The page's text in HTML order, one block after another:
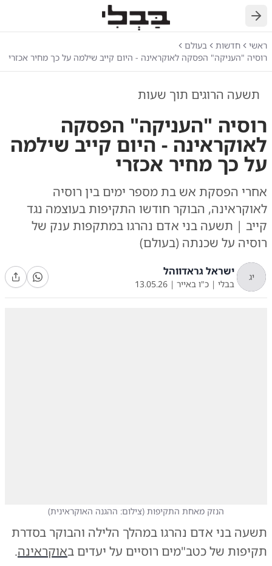
חזרה
ראשי חדשות
בעולם
רוסיה "העניקה" הפסקה לאוקראינה - היום קייב שילמה על כך מחיר אכזרי
תשעה הרוגים תוך שעות
רוסיה "העניקה" הפסקה
לאוקראינה - היום קייב שילמה
על כך מחיר אכזרי
אחרי הפסקת אש בת מספר ימים בין רוסיה
לאוקראינה, הבוקר חודשו התקיפות בעוצמה נגד
קייב | תשעה בני אדם נהרגו במתקפות ענק של
רוסיה על שכנתה (בעולם)
יג ישראל גראדווהל
בבלי | כ"ו באייר |
13.05.26
הנזק מאחת התקיפות (צילום: ההגנה האוקראינית)
תשעה בני אדם נהרגו במהלך הלילה והבוקר בסדרת
תקיפות של כטב"מים רוסיים על יעדים באוקראינה.